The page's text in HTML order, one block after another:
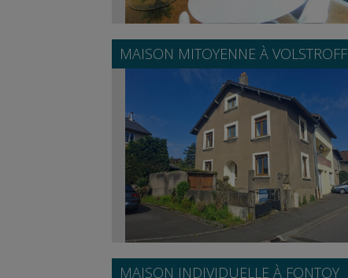
MAISON MITOYENNE À VOLSTROFF
MAISON INDIVIDUELLE À FONTOY